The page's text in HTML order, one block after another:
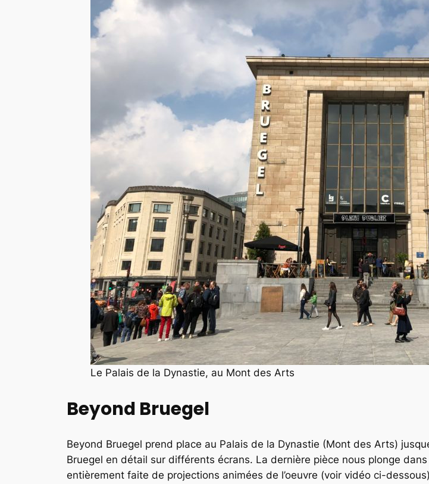
Le Palais de la Dynastie, au Mont des Arts
Beyond Bruegel
Beyond Bruegel prend place au Palais de la Dynastie (Mont des Arts)
Bruegel en détail sur différents écrans. La dernière pièce nous plonge
entièrement faite de projections animées de l’oeuvre (voir vidéo ci-